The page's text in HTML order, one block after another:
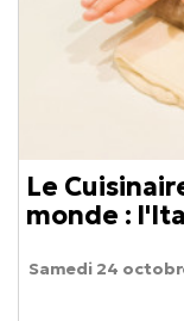
Le
monde :
Samedi 24